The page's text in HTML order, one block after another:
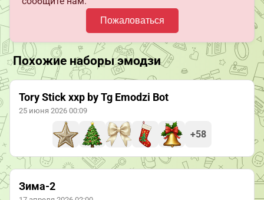
Пожаловаться
Похожие наборы эмодзи
Tory Stick xxp by Tg Emodzi Bot
25 июня 2026 00:09
+58
Зима-2